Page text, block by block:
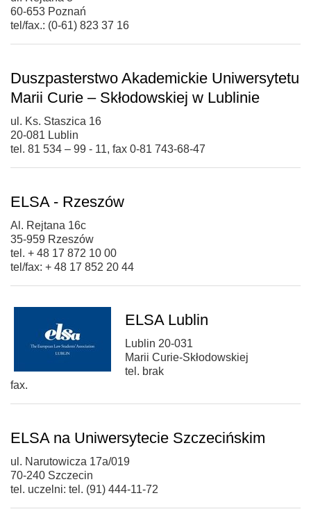
60-653 Poznań
tel/fax.: (0-61) 823 37 16
Duszpasterstwo Akademickie Uniwersytetu
Marii Curie – Skłodowskiej w Lublinie
ul. Ks. Staszica 16
20-081 Lublin
tel. 81 534 – 99 - 11, fax 0-81 743-68-47
ELSA - Rzeszów
Al. Rejtana 16c
35-959 Rzeszów
tel. + 48 17 872 10 00
tel/fax: + 48 17 852 20 44
ELSA Lublin
Lublin 20-031
Marii Curie-Skłodowskiej
tel. brak
fax.
ELSA na Uniwersytecie Szczecińskim
ul. Narutowicza 17a/019
70-240 Szczecin
tel. uczelni: tel. (91) 444-11-72